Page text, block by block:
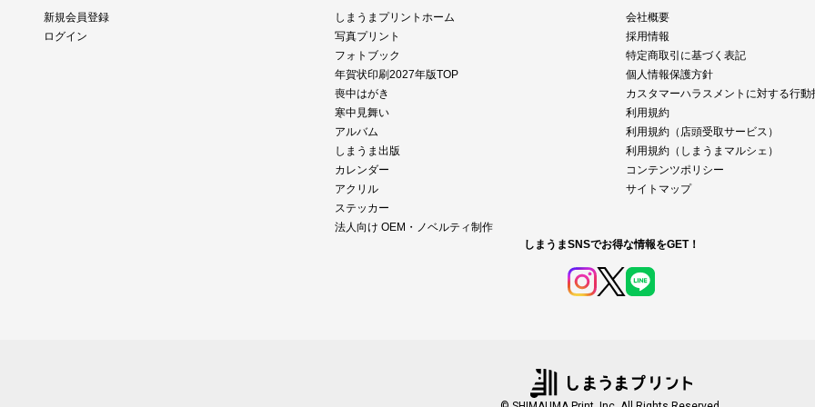
新規会員登録
ログイン
しまうまプリントホーム
写真プリント
フォトブック
年賀状印刷2027年版TOP
喪中はがき
寒中見舞い
アルバム
しまうま出版
カレンダー
アクリル
ステッカー
法人向け OEM・ノベルティ制作
会社概要
採用情報
特定商取引に基づく表記
個人情報保護方針
カスタマーハラスメントに対する行動
利用規約
利用規約（店頭受取サービス）
利用規約（しまうまマルシェ）
コンテンツポリシー
サイトマップ
しまうまSNSでお得な情報をGET！